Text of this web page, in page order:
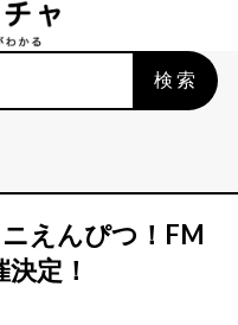
検索
えんぴつ！FM
定！